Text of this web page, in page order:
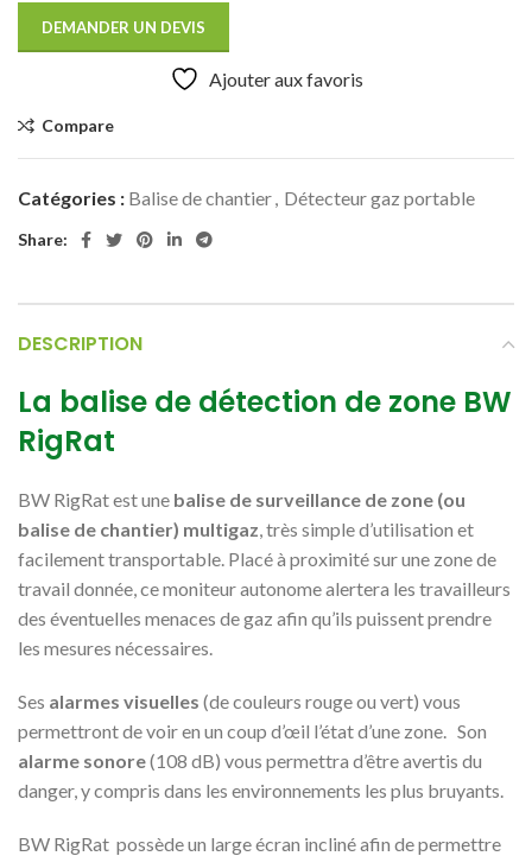
DEMANDER UN DEVIS
Ajouter aux favoris
Compare
Catégories : Balise de chantier, Détecteur gaz portable
Share:
DESCRIPTION
La balise de détection de zone BW
RigRat
BW RigRat est une balise de surveillance de zone (ou
balise de chantier) multigaz, très simple d’utilisation et
facilement transportable. Placé à proximité sur une zone de
travail donnée, ce moniteur autonome alertera les travailleurs
des éventuelles menaces de gaz afin qu’ils puissent prendre
les mesures nécessaires.
Ses alarmes visuelles (de couleurs rouge ou vert) vous
permettront de voir en un coup d’œil l’état d’une zone. Son
alarme sonore(108 dB) vous permettra d’être avertis du
danger, y compris dans les environnements les plus bruyants.
BW RigRat possède un large écran incliné afin de permettre